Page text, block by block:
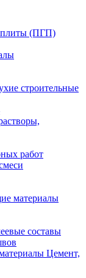
плиты (ПГП)
строительные
работ
материалы
составы
Цемент,